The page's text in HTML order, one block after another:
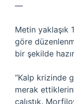
—
Metin yaklaşık
göre
bir şekilde
“Kalp krizinde
merak
çalıştık.